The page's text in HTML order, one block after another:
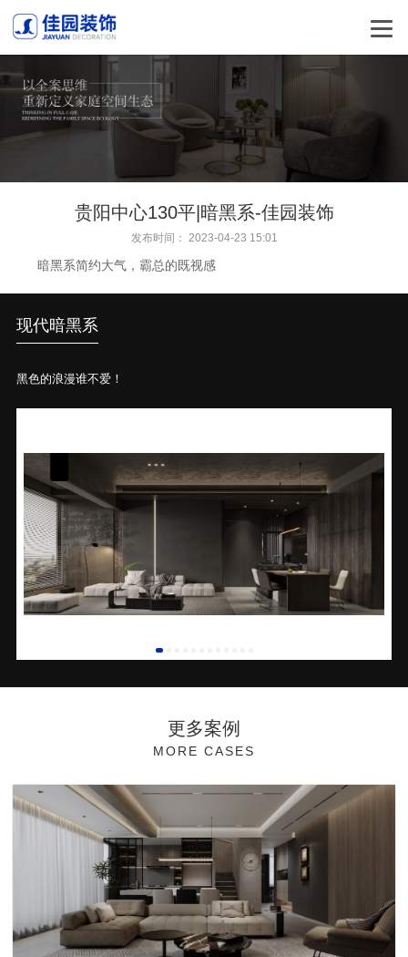
贵阳中心130平|暗黑系-佳园装饰
发布时间： 2023-04-23 15:01
暗黑系简约大气，霸总的既视感
现代暗黑系
黑色的浪漫谁不爱！
更多案例
MORE CASES